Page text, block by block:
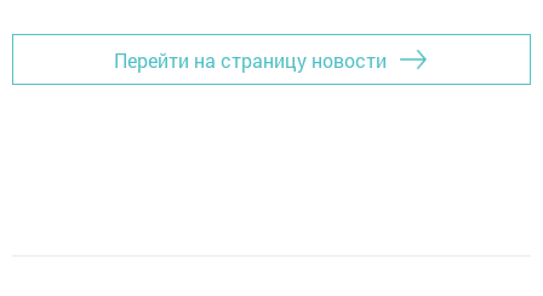
Перейти на страницу новости